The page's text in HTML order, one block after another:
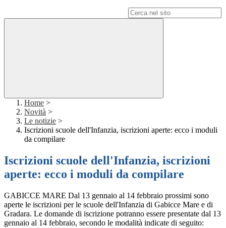
Home >
Novità >
Le notizie >
Iscrizioni scuole dell'Infanzia, iscrizioni aperte: ecco i moduli
da compilare
Iscrizioni scuole dell'Infanzia, iscrizioni
aperte: ecco i moduli da compilare
GABICCE MARE Dal 13 gennaio al 14 febbraio prossimi sono
aperte le iscrizioni per le scuole dell'Infanzia di Gabicce Mare e di
Gradara. Le domande di iscrizione potranno essere presentate dal 13
gennaio al 14 febbraio, secondo le modalità indicate di seguito: